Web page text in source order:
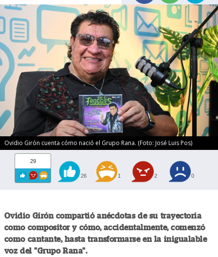
Ovidio Girón cuenta cómo nació el Grupo Rana. (Foto: José Luis Pos)
29
26 1 2 0
Ovidio Girón compartió anécdotas de su trayectoria
como compositor y cómo, accidentalmente, comenzó
como cantante, hasta transformarse en la inigualable
voz del "Grupo Rana".